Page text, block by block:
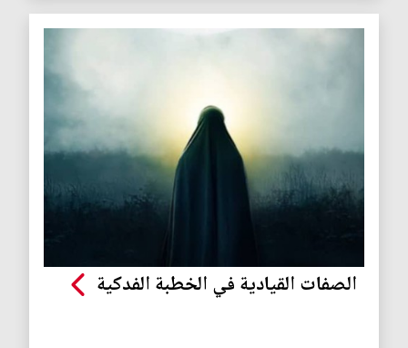
الصفات القيادية في الخطبة الفدكية